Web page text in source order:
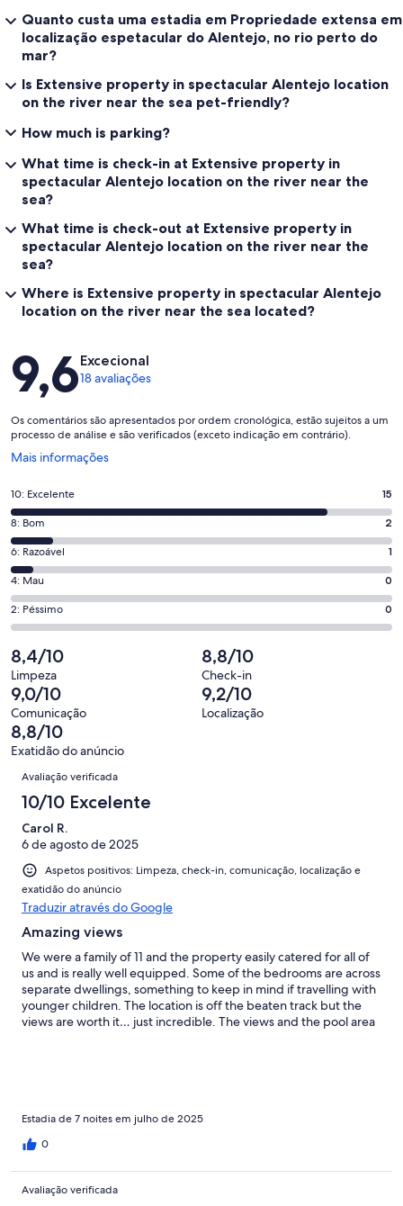
Quanto custa uma estadia em Propriedade extensa em
localização espetacular do Alentejo, no rio perto do
mar?
Is Extensive property in spectacular Alentejo location
on the river near the sea pet-friendly?
How much is parking?
What time is check-in at Extensive property in
spectacular Alentejo location on the river near the
sea?
What time is check-out at Extensive property in
spectacular Alentejo location on the river near the
sea?
Where is Extensive property in spectacular Alentejo
location on the river near the sea located?
Avaliações
9,6Excecional
18 avaliações
Os comentários são apresentados por ordem cronológica, estão sujeitos a um
processo de análise e são verificados (exceto indicação em contrário).
Mais informações
Abre
nova
janela
Pontuação
de
10,
o
que
significa
“Excelente”.
15
de
18
avaliações.
10: Excelente 15
Pontuação
de
8,
o
que
significa
“Bom”.
2
de
18
avaliações.
8: Bom 2
Pontuação
de
6,
o
que
significa
“Razoável”.
1
de
18
avaliações.
6: Razoável 1
Pontuação
de
4,
que
significa
“Mau”.
0
de
18
avaliações.
4: Mau 0
Pontuação
de
2,
o
que
significa
“Péssimo”.
0
de
18
avaliações.
2: Péssimo 0
8,4/10
Limpeza
8,8/10
Check-in
9,0/10
Comunicação
9,2/10
Localização
8,8/10
Exatidão do anúncio
Avaliações
Avaliação verificada
10/10 Excelente
Carol R.
6 de agosto de 2025
Aspetos positivos: Limpeza, check-in, comunicação, localização e
exatidão do anúncio
Traduzir através do Google
Amazing views
We were a family of 11 and the property easily catered for all of
us and is really well equipped. Some of the bedrooms are across
separate dwellings, something to keep in mind if travelling with
younger children. The location is off the beaten track but the
views are worth it… just incredible. The views and the pool area
Estadia de 7 noites em julho de 2025
0
Avaliação verificada